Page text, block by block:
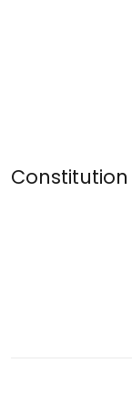
Constitution